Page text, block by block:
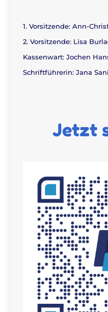
1. Vorsitzende: Ann-
2. Vorsitzende: Lisa
Kassenwart: Jochen
Schriftführerin: Jana
Jetzt